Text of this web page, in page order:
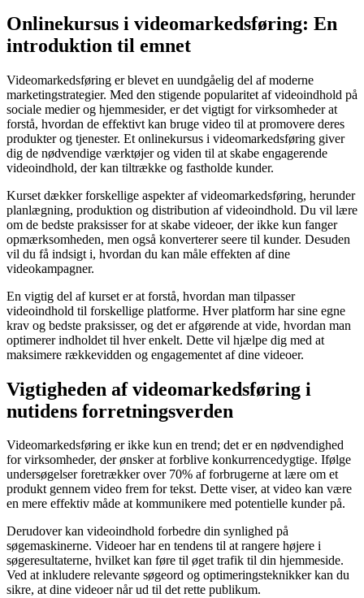
Onlinekursus i videomarkedsføring: En
introduktion til emnet
Videomarkedsføring er blevet en uundgåelig del af moderne
marketingstrategier. Med den stigende popularitet af videoindhold på
sociale medier og hjemmesider, er det vigtigt for virksomheder at
forstå, hvordan de effektivt kan bruge video til at promovere deres
produkter og tjenester. Et onlinekursus i videomarkedsføring giver
dig de nødvendige værktøjer og viden til at skabe engagerende
videoindhold, der kan tiltrække og fastholde kunder.
Kurset dækker forskellige aspekter af videomarkedsføring, herunder
planlægning, produktion og distribution af videoindhold. Du vil lære
om de bedste praksisser for at skabe videoer, der ikke kun fanger
opmærksomheden, men også konverterer seere til kunder. Desuden
vil du få indsigt i, hvordan du kan måle effekten af dine
videokampagner.
En vigtig del af kurset er at forstå, hvordan man tilpasser
videoindhold til forskellige platforme. Hver platform har sine egne
krav og bedste praksisser, og det er afgørende at vide, hvordan man
optimerer indholdet til hver enkelt. Dette vil hjælpe dig med at
maksimere rækkevidden og engagementet af dine videoer.
Vigtigheden af videomarkedsføring i
nutidens forretningsverden
Videomarkedsføring er ikke kun en trend; det er en nødvendighed
for virksomheder, der ønsker at forblive konkurrencedygtige. Ifølge
undersøgelser foretrækker over 70% af forbrugerne at lære om et
produkt gennem video frem for tekst. Dette viser, at video kan være
en mere effektiv måde at kommunikere med potentielle kunder på.
Derudover kan videoindhold forbedre din synlighed på
søgemaskinerne. Videoer har en tendens til at rangere højere i
søgeresultaterne, hvilket kan føre til øget trafik til din hjemmeside.
Ved at inkludere relevante søgeord og optimeringsteknikker kan du
sikre, at dine videoer når ud til det rette publikum.